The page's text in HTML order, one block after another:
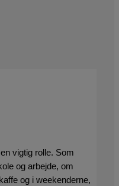
vigtig rolle. Som
og arbejde, om
og i weekenderne,